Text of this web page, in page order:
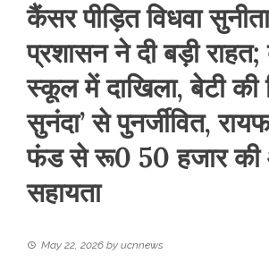
कैंसर पीड़ित विधवा
प्रशासन ने दी बड़ी
स्कूल में दाखिला, बेटी की
सुनंदा’ से पुनर्जीवित,
फंड से रू0 50 हजार की
सहायता
May 22, 2026 by ucnnews